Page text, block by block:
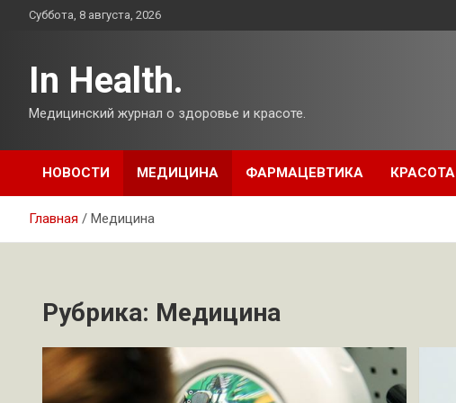
ПерейтиСуббота, 8 августа, 2026
In Health.
Медицинский журнал о здоровье и красоте.
НОВОСТИ МЕДИЦИНА ФАРМАЦЕВТИКА КРАСОТА
Главная Медицина
Рубрика: Медицина